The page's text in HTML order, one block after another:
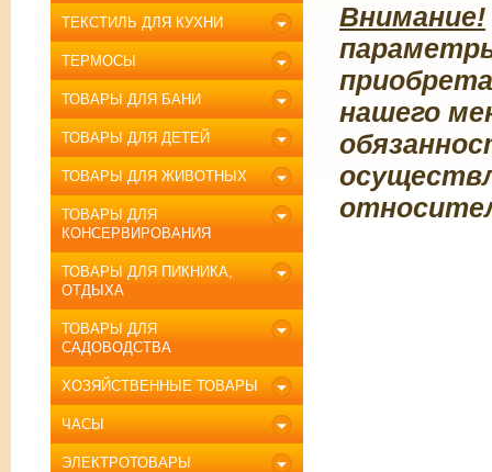
ТЕКСТИЛЬ ДЛЯ КУХНИ
ТЕРМОСЫ
ТОВАРЫ ДЛЯ БАНИ
ТОВАРЫ ДЛЯ ДЕТЕЙ
ТОВАРЫ ДЛЯ ЖИВОТНЫХ
ТОВАРЫ ДЛЯ
КОНСЕРВИРОВАНИЯ
ТОВАРЫ ДЛЯ ПИКНИКА,
ОТДЫХА
ТОВАРЫ ДЛЯ
САДОВОДСТВА
ХОЗЯЙСТВЕННЫЕ ТОВАРЫ
ЧАСЫ
ЭЛЕКТРОТОВАРЫ
Внимание!
нашего